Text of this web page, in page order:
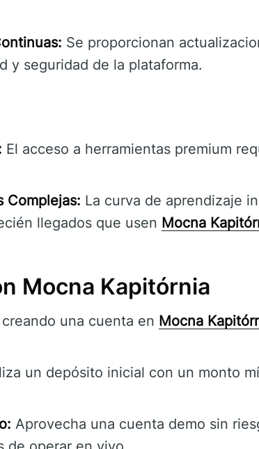
Se proporcionan
y seguridad de la plataforma.
El acceso a herramientas premium
Complejas: La curva de aprendizaje
llegados que usen Mocna
Mocna Kapitórnia
una cuenta en Mocna
un depósito inicial con un monto
Aprovecha una cuenta demo sin